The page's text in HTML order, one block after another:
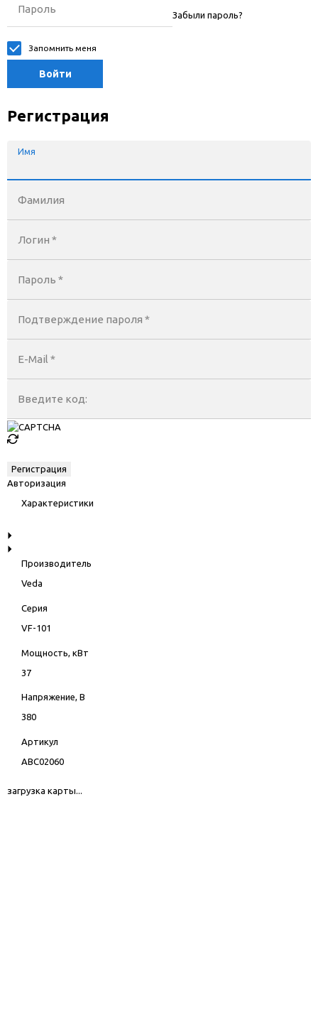
Пароль Забыли пароль?
Запомнить меня
Войти
Регистрация
Имя
Фамилия
Логин *
Пароль *
Подтверждение пароля *
E-Mail *
Введите код:
Авторизация
Характеристики
Производитель
Veda
Серия
VF-101
Мощность, кВт
37
Напряжение, В
380
Артикул
ABC02060
загрузка карты...